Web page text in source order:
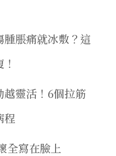
腫脹痛就冰敷？這
越靈活！6個拉筋
程
全寫在臉上